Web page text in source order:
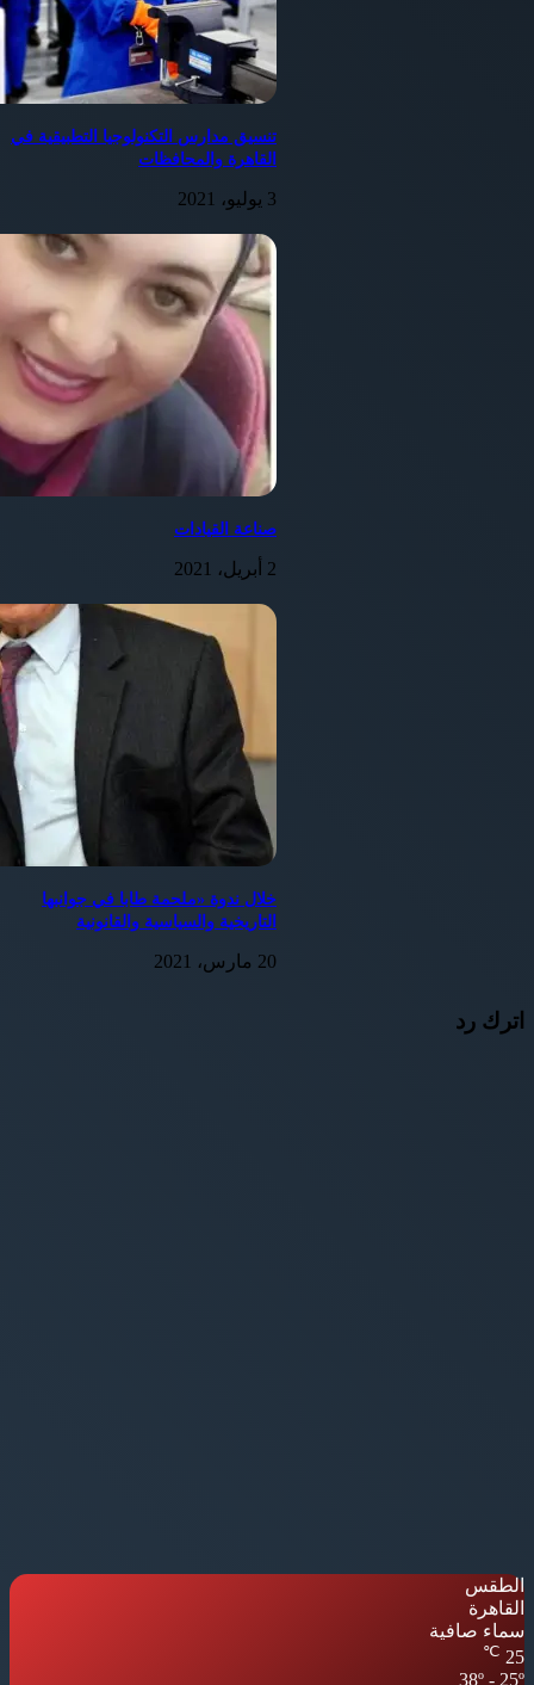
تنسيق مدارس التكنولوجيا التطبيقية في
القاهرة والمحافظات
3 يوليو، 2021
صناعة القيادات
2 أبريل، 2021
خلال ندوة «ملحمة طابا في جوانبها
التاريخية والسياسية والقانونية
20 مارس، 2021
اترك رد
الطقس
القاهرة
سماء صافية
25
℃
38º - 25º